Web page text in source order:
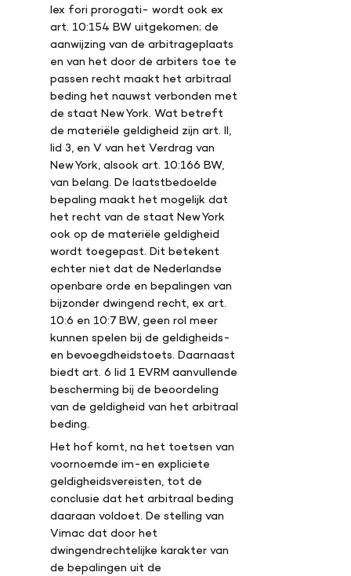
lex fori prorogati- wordt ook ex
art. 10:154 BW uitgekomen; de
aanwijzing van de arbitrageplaats
en van het door de arbiters toe te
passen recht maakt het arbitraal
beding het nauwst verbonden met
de staat New York. Wat betreft
de materiële geldigheid zijn art. II,
lid 3, en V van het Verdrag van
New York, alsook art. 10:166 BW,
van belang. De laatstbedoelde
bepaling maakt het mogelijk dat
het recht van de staat New York
ook op de materiële geldigheid
wordt toegepast. Dit betekent
echter niet dat de Nederlandse
openbare orde en bepalingen van
bijzonder dwingend recht, ex art.
10:6 en 10:7 BW, geen rol meer
kunnen spelen bij de geldigheids-
en bevoegdheidstoets. Daarnaast
biedt art. 6 lid 1 EVRM aanvullende
bescherming bij de beoordeling
van de geldigheid van het arbitraal
beding.
Het hof komt, na het toetsen van
voornoemde im-en expliciete
geldigheidsvereisten, tot de
conclusie dat het arbitraal beding
daaraan voldoet. De stelling van
Vimac dat door het
dwingendrechtelijke karakter van
de bepalingen uit de